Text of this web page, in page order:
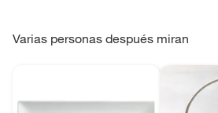
oVarias personas después miran